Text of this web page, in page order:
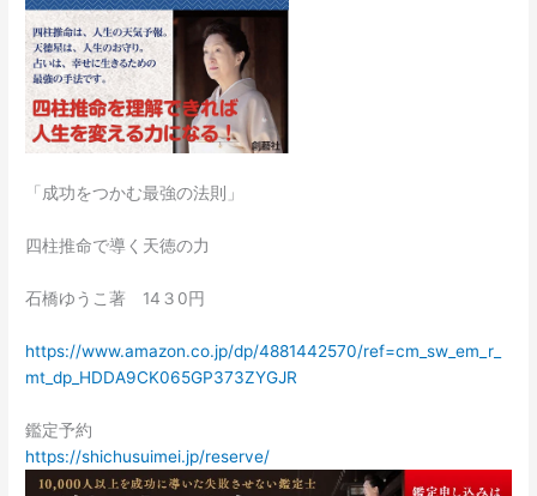
「成功をつかむ最強の法則」
四柱推命で導く天徳の力
石橋ゆうこ著 14３0円
https://www.amazon.co.jp/dp/4881442570/ref=cm_sw_em_r_
mt_dp_HDDA9CK065GP373ZYGJR
鑑定予約
https://shichusuimei.jp/reserve/